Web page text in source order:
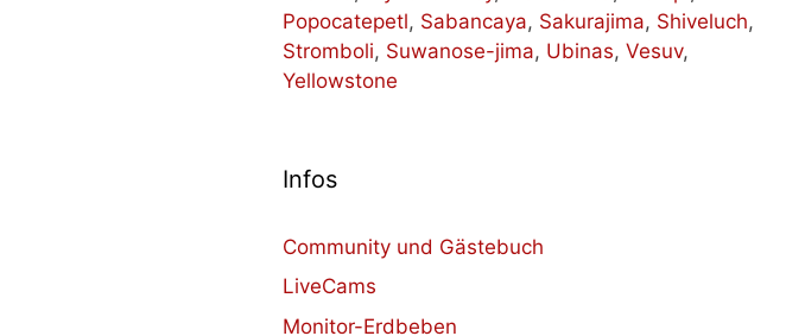
Popocatepetl, Sabancaya, Sakurajima, Shiveluch,
Stromboli, Suwanose-jima, Ubinas, Vesuv,
Yellowstone
Infos
Community und Gästebuch
LiveCams
Monitor-Erdbeben